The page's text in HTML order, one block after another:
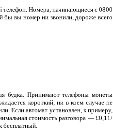
Номера, начинающиеся с 0800
бы вы номер ни звонили, дороже всего
будка. Принимают телефоны монеты
короткий, ни в коем случае не
Если автомат установлен, к примеру,
стоимость разговора — £0,11/
бесплатный.